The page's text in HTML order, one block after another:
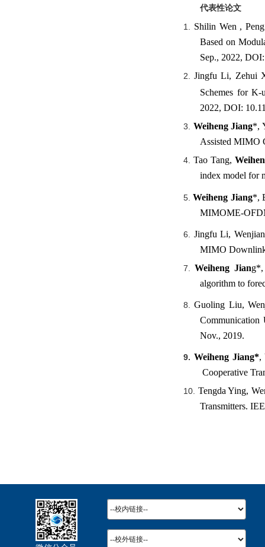
代表性论文
1. Shilin Wen ,
Based on
Sep., 2022,
2.Jingfu Li, Zehui
Schemes for K-
2022, DOI:
3. Weiheng Jiang*,
Assisted MIMO
4. Tao Tang,
index model for
5.Weiheng Jiang*,
MIMOME-
6. Jingfu Li,
MIMO Downlink
7.Weiheng Jian
algorithm to
8.Guoling Liu,
Communication
Nov., 2019.
9.Weiheng Jiang*,
Cooperative
10. Tengda Ying,
Transmitters.